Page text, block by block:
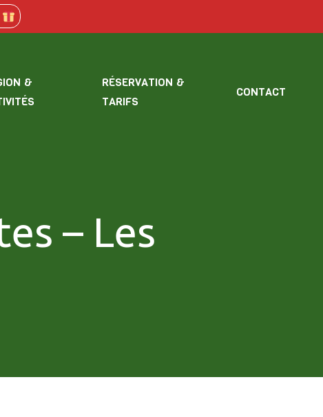
&
RÉSERVATION &
TARIFS
CONTACT
– Les